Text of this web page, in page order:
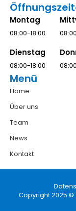
Montag
08:00-18:00
Dienstag
08:00-18:00
Menü
Home
Über uns
Team
News
Kontakt
Copyright 2025 ©